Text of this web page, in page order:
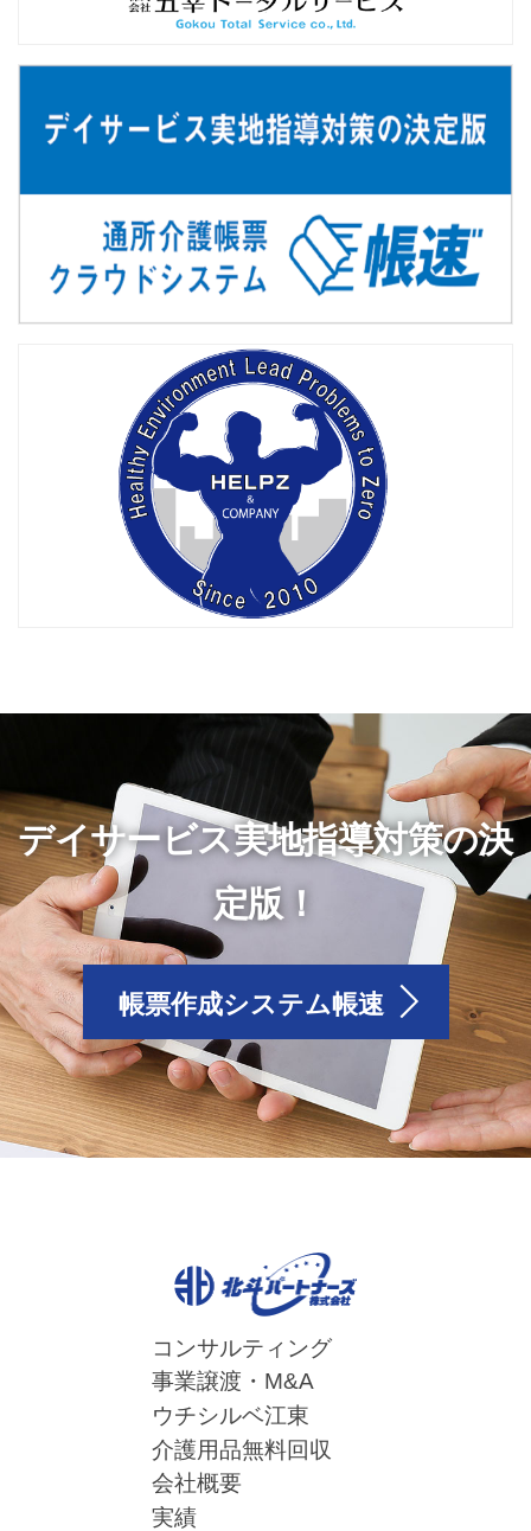
デイサービス実地指導対策の決
定版！
帳票作成システム帳速
コンサルティング
事業譲渡・M&A
ウチシルベ江東
介護用品無料回収
会社概要
実績